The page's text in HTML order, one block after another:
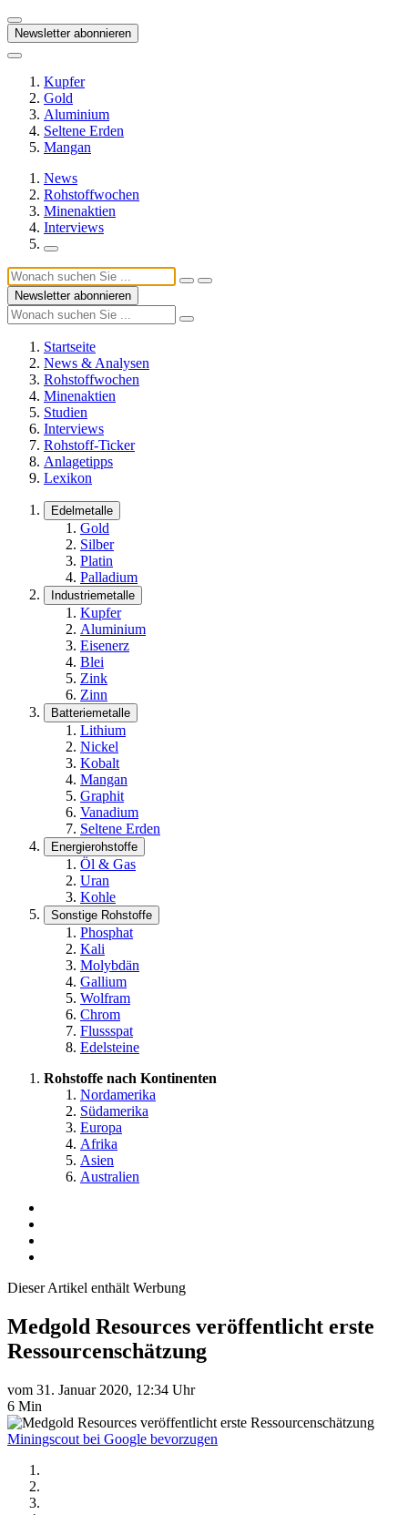
Newsletter abonnieren
Kupfer
Gold
Aluminium
Seltene Erden
Mangan
News
Rohstoffwochen
Minenaktien
Interviews
Newsletter abonnieren
Startseite
News & Analysen
Rohstoffwochen
Minenaktien
Studien
Interviews
Rohstoff-Ticker
Anlagetipps
Lexikon
Edelmetalle
Gold
Silber
Platin
Palladium
Industriemetalle
Kupfer
Aluminium
Eisenerz
Blei
Zink
Zinn
Batteriemetalle
Lithium
Nickel
Kobalt
Mangan
Graphit
Vanadium
Seltene Erden
Energierohstoffe
Öl & Gas
Uran
Kohle
Sonstige Rohstoffe
Phosphat
Kali
Molybdän
Gallium
Wolfram
Chrom
Flussspat
Edelsteine
Rohstoffe nach Kontinenten
Nordamerika
Südamerika
Europa
Afrika
Asien
Australien
Dieser Artikel enthält Werbung
Medgold Resources veröffentlicht erste
Ressourcenschätzung
vom 31. Januar 2020, 12:34 Uhr
6 Min
Miningscout bei Google bevorzugen